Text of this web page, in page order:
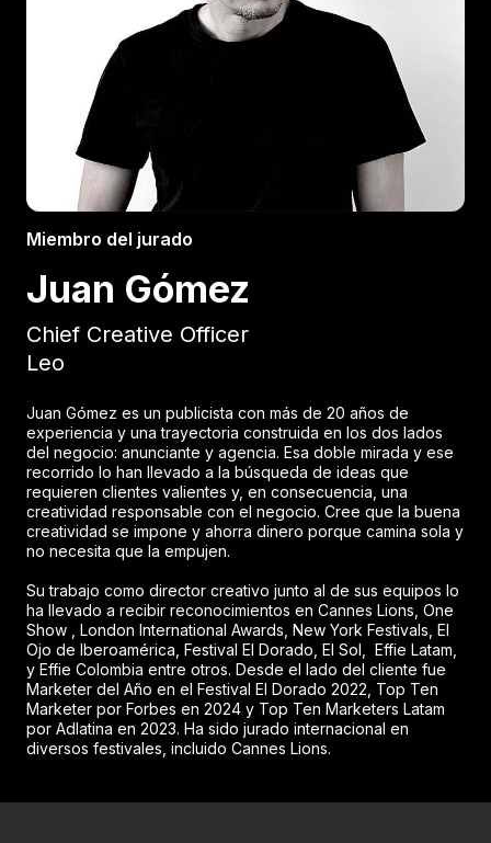
Miembro del jurado
Juan Gómez
Chief Creative Officer
Leo
Juan Gómez es un publicista con más de 20 años de
experiencia y una trayectoria construida en los dos lados
del negocio: anunciante y agencia. Esa doble mirada y ese
recorrido lo han llevado a la búsqueda de ideas que
requieren clientes valientes y, en consecuencia, una
creatividad responsable con el negocio. Cree que la buena
creatividad se impone y ahorra dinero porque camina sola y
no necesita que la empujen.
Su trabajo como director creativo junto al de sus equipos lo
ha llevado a recibir reconocimientos en Cannes Lions, One
Show , London International Awards, New York Festivals, El
Ojo de Iberoamérica, Festival El Dorado, El Sol, Effie Latam,
y Effie Colombia entre otros. Desde el lado del cliente fue
Marketer del Año en el Festival El Dorado 2022, Top Ten
Marketer por Forbes en 2024 y Top Ten Marketers Latam
por Adlatina en 2023. Ha sido jurado internacional en
diversos festivales, incluido Cannes Lions.